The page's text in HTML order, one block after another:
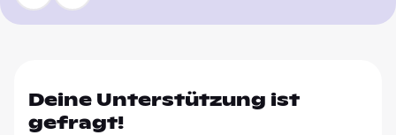
Deine Unterstützung ist
gefragt!